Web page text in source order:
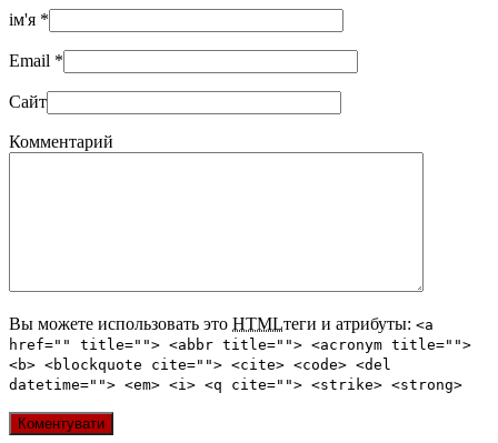
ім'я *
Email *
Сайт
Комментарий
Вы можете использовать это HTMLтеги и атрибуты: <a
href="" title=""> <abbr title=""> <acronym title="">
<b> <blockquote cite=""> <cite> <code> <del
datetime=""> <em> <i> <q cite=""> <strike> <strong>